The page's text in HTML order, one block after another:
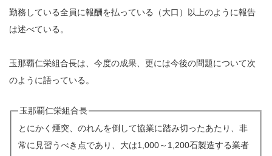
勤務している全員に報酬を払っている（大口）以上のように報告
は述べている。
玉那覇仁栄組合長は、今度の成果、更には今後の問題について次
のように語っている。
玉那覇仁栄組合長
とにかく煙突、のれんを倒して協業に踏み切ったあたり、非
常に見習うべき点であり、大は1,000～1,200石製造する業者